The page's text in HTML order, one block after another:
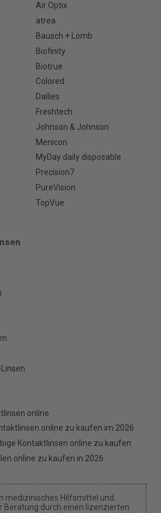
Air Optix
atrea
Bausch + Lomb
Biofinity
Biotrue
Colored
Dailies
Freshtech
Johnson & Johnson
Menicon
MyDay daily disposable
Precision7
PureVision
TopVue
online
online zu kaufen im 2026
Kontaktlinsen online zu kaufen
online zu kaufen in 2026
medizinisches Hilfsmittel und
Beratung durch einen lizenzierten